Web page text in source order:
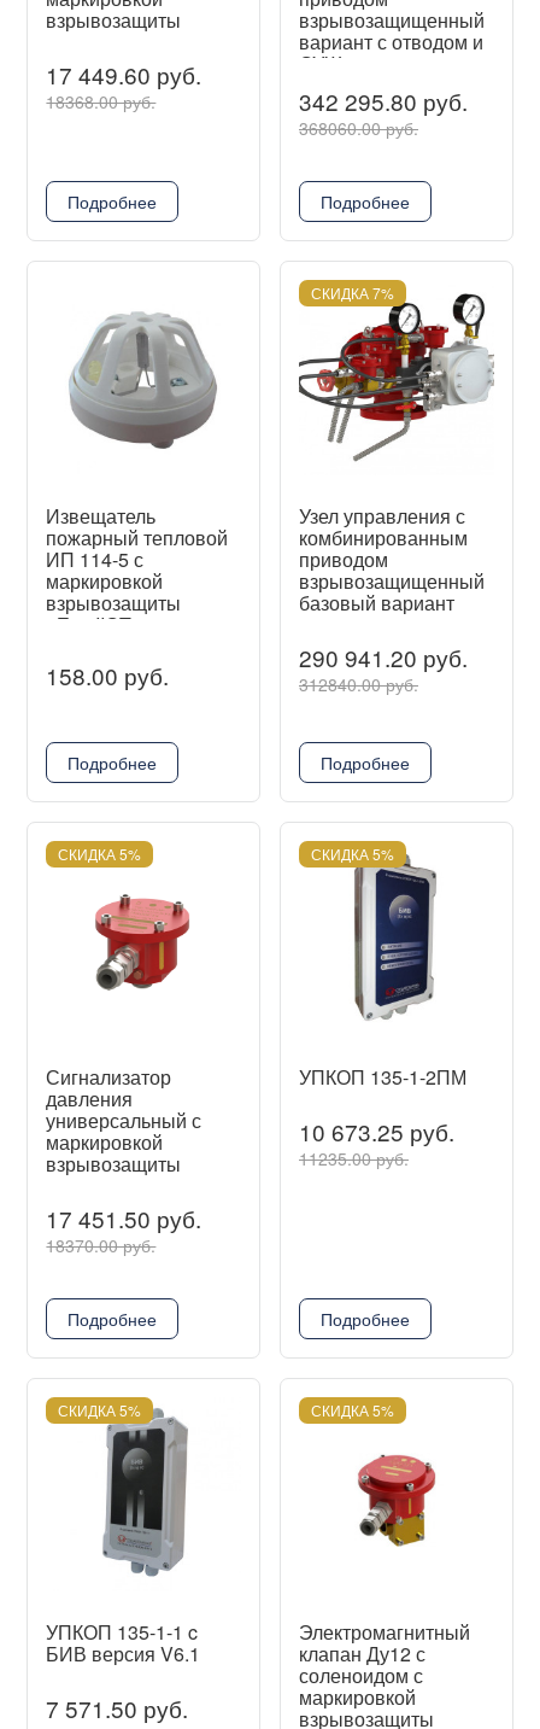
взрывозащиты
17 449.60 руб.
18368.00 руб.
Подробнее
взрывозащищенный
вариант с отводом и
СУЖ
342 295.80 руб.
368060.00 руб.
Подробнее
Извещатель
пожарный тепловой
ИП 114-5 с
маркировкой
взрывозащиты
0ЕхiаIIСT6
158.00 руб.
Подробнее
СКИДКА 7%
Узел управления с
комбинированным
приводом
взрывозащищенный
базовый вариант
290 941.20 руб.
312840.00 руб.
Подробнее
СКИДКА 5%
Сигнализатор
давления
универсальный с
маркировкой
взрывозащиты
17 451.50 руб.
18370.00 руб.
Подробнее
СКИДКА 5%
УПКОП 135-1-2ПМ
10 673.25 руб.
11235.00 руб.
Подробнее
СКИДКА 5%
УПКОП 135-1-1 c
БИВ версия V6.1
7 571.50 руб.
СКИДКА 5%
Электромагнитный
клапан Ду12 с
соленоидом с
маркировкой
взрывозащиты